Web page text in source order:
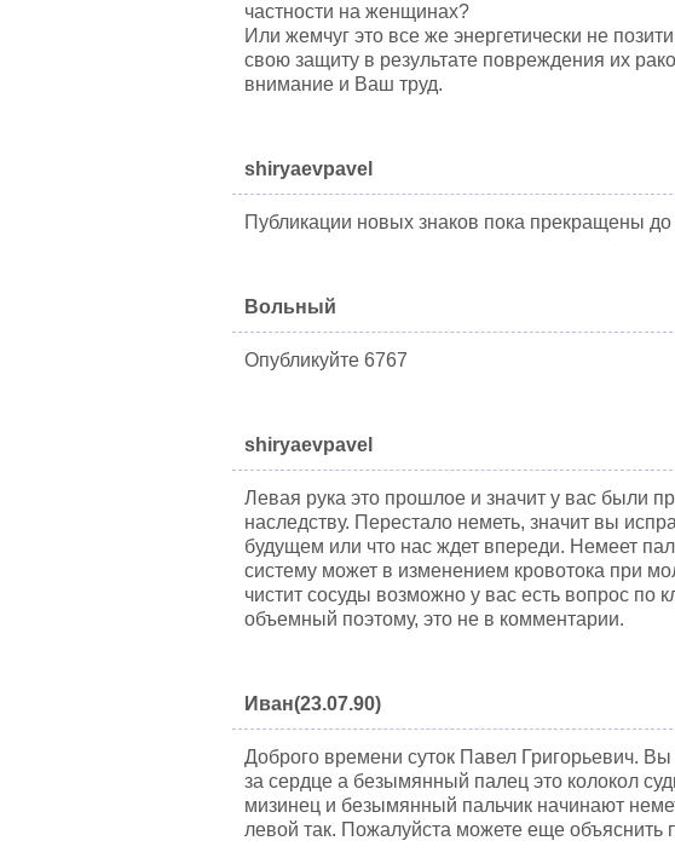
частности на женщинах?
Или жемчуг это все же энергетически не
свою защиту в результате повреждения их
внимание и Ваш труд.
shiryaevpavel
Публикации новых знаков пока прекращены до
Вольный
Опубликуйте 6767
shiryaevpavel
Левая рука это прошлое и значит у вас были
наследству. Перестало неметь, значит вы
будущем или что нас ждет впереди. Немеет
систему может в изменением кровотока при
чистит сосуды возможно у вас есть вопрос по
объемный поэтому, это не в комментарии.
Иван(23.07.90)
Доброго времени суток Павел Григорьевич.
за сердце а безымянный палец это колокол
мизинец и безымянный пальчик начинают
левой так. Пожалуйста можете еще объяснить